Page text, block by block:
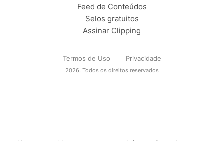
Feed de Conteúdos
Selos gratuitos
Assinar Clipping
Termos de Uso Privacidade
2026, Todos os direitos reservados